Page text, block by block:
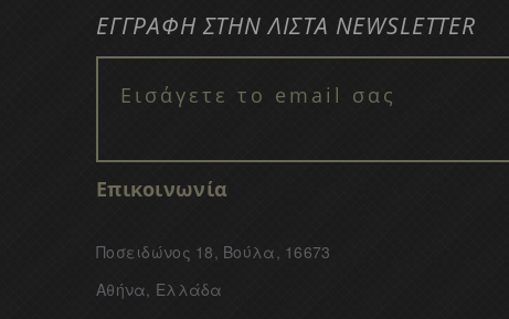
ΕΓΓΡΑΦΗ ΣΤΗΝ ΛΙΣΤΑ NEWSLETTER
Επικοινωνία
Ποσειδώνος 18, Βούλα, 16673
Αθήνα, Ελλάδα